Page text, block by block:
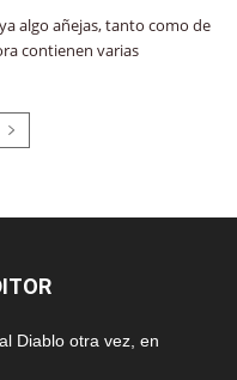
ya algo añejas, tanto como de
contienen varias
Diablo otra vez, en